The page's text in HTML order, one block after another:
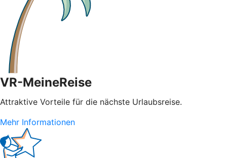
VR-MeineReise
Attraktive Vorteile für die nächste Urlaubsreise.
Mehr Informationen